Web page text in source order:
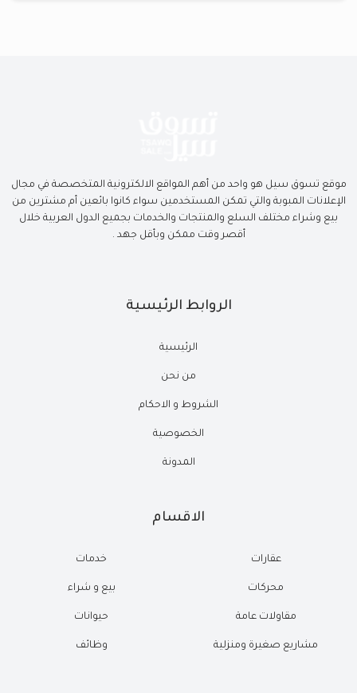
موقع تسوق سيل هو واحد من أهم المواقع الالكترونية المتخصصة في مجال
الإعلانات المبوبة والتي تمكن المستخدمين سواء كانوا بائعين أم مشترين من
بيع وشراء مختلف السلع والمنتجات والخدمات بجميع الدول العربية خلال
أقصر وقت ممكن وبأقل جهد .
الروابط الرئيسية
الرئيسية
من نحن
الشروط و الاحكام
الخصوصية
المدونة
الاقسام
عقارات
محركات
مقاولات عامة
مشاريع صغيرة ومنزلية
خدمات
بيع و شراء
حيوانات
وظائف